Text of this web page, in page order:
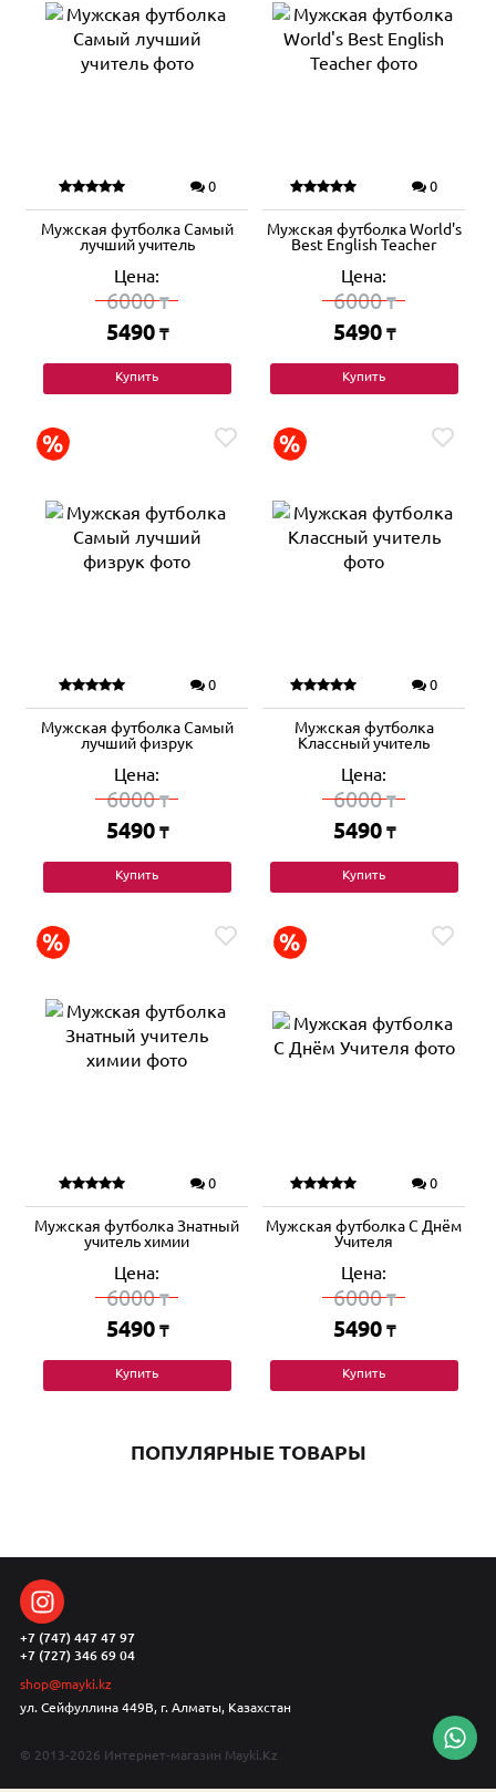
0
Мужская футболка Самый
лучший учитель
Цена:
6000₸
5490 ₸
Купить
0
Мужская футболка World's
Best English Teacher
Цена:
6000₸
5490 ₸
Купить
0
Мужская футболка Самый
лучший физрук
Цена:
6000₸
5490 ₸
Купить
0
Мужская футболка
Классный учитель
Цена:
6000₸
5490 ₸
Купить
0
Мужская футболка Знатный
учитель химии
Цена:
6000₸
5490 ₸
Купить
0
Мужская футболка С Днём
Учителя
Цена:
6000₸
5490 ₸
Купить
ПОПУЛЯРНЫЕ ТОВАРЫ
+7 (747) 447 47 97
+7 (727) 346 69 04
shop@mayki.kz
ул. Сейфуллина 449В, г. Алматы, Казахстан
© 2013-2026 Интернет-магазин Mayki.Kz